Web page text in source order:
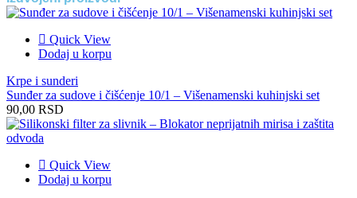
Quick View
Dodaj u korpu
Krpe i sunderi
Sunđer za sudove i čišćenje 10/1 – Višenamenski kuhinjski set
90,00 RSD
Quick View
Dodaj u korpu